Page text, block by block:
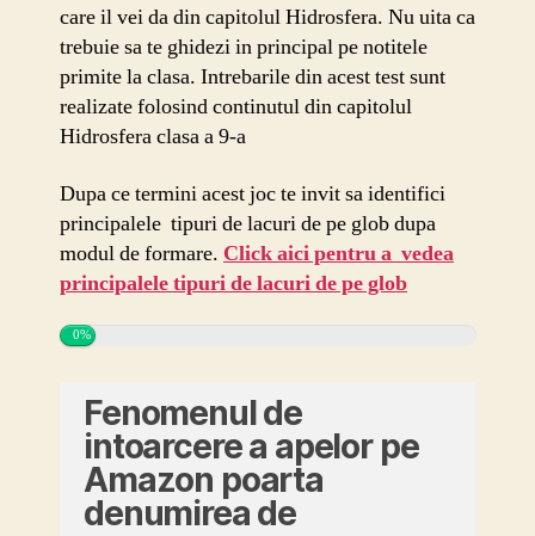
care il vei da din capitolul Hidrosfera. Nu uita ca
trebuie sa te ghidezi in principal pe notitele
primite la clasa. Intrebarile din acest test sunt
realizate folosind continutul din capitolul
Hidrosfera clasa a 9-a
Dupa ce termini acest joc te invit sa identifici
principalele tipuri de lacuri de pe glob dupa
modul de formare. Click aici pentru a vedea
principalele tipuri de lacuri de pe glob
0%
Fenomenul de
intoarcere a apelor pe
Amazon poarta
denumirea de